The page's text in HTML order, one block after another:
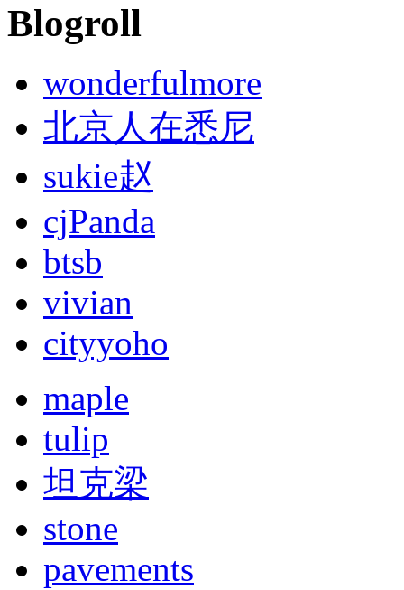
Blogroll
wonderfulmore
北京人在悉尼
sukie赵
cjPanda
btsb
vivian
cityyoho
maple
tulip
坦克梁
stone
pavements